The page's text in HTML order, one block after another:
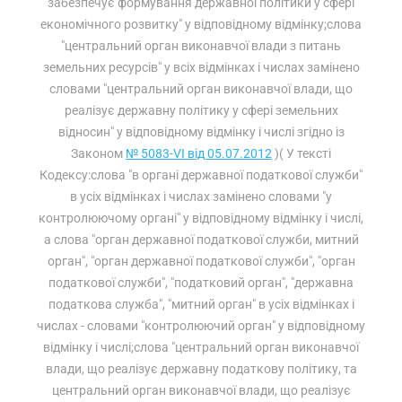
економічного розвитку" у відповідному відмінку;слова
"центральний орган виконавчої влади з питань
земельних ресурсів" у всіх відмінках і числах замінено
словами "центральний орган виконавчої влади, що
реалізує державну політику у сфері земельних
відносин" у відповідному відмінку і числі згідно із
Законом № 5083-VI від 05.07.2012 )( У тексті
Кодексу:слова "в органі державної податкової служби"
в усіх відмінках і числах замінено словами "у
контролюючому органі" у відповідному відмінку і числі,
а слова "орган державної податкової служби, митний
орган", "орган державної податкової служби", "орган
податкової служби", "податковий орган", "державна
податкова служба", "митний орган" в усіх відмінках і
числах - словами "контролюючий орган" у відповідному
відмінку і числі;слова "центральний орган виконавчої
влади, що реалізує державну податкову політику, та
центральний орган виконавчої влади, що реалізує